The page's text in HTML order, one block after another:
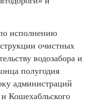
исполнению
очистных
водозабора и
полугодия
администраций
Кошехабльского